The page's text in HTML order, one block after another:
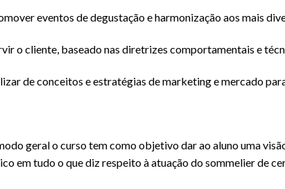
eventos de degustação e harmonização aos mais
o cliente, baseado nas diretrizes comportamentais e
de conceitos e estratégias de marketing e mercado
geral o curso tem como objetivo dar ao aluno uma
em tudo o que diz respeito à atuação do sommelier de